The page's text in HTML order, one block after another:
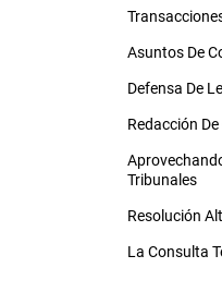
Asuntos De
Defensa De
Redacción
Tribunales
Resolución
La Consulta